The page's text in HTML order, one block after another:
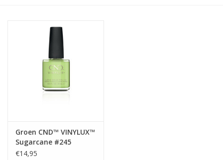
Groen CND™ VINYLUX™
Sugarcane #245
€14,95